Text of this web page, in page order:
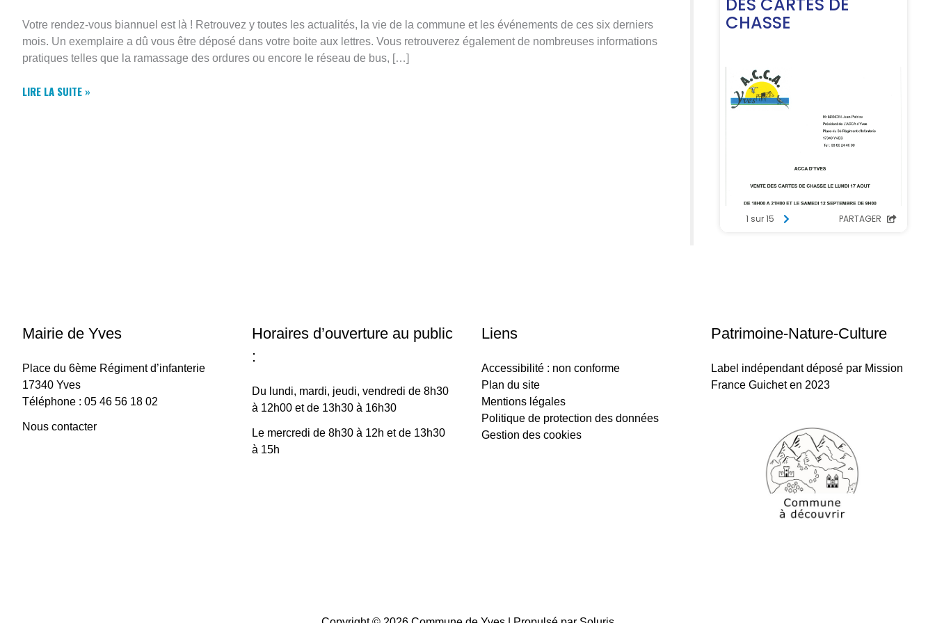
Votre rendez-vous biannuel est là ! Retrouvez y toutes les actualités, la vie de la commune et les événements de ces six derniers
mois. Un exemplaire a dû vous être déposé dans votre boite aux lettres. Vous retrouverez également de nombreuses informations
pratiques telles que la ramassage des ordures ou encore le réseau de bus, […]
LA
LIRE LA SUITE »
Mairie de Yves
Place du 6ème Régiment d’infanterie
17340 Yves
Téléphone : 05 46 56 18 02
Nous contacter
Horaires d’ouverture au public
:
Du lundi, mardi, jeudi, vendredi de 8h30
à 12h00 et de 13h30 à 16h30
Le mercredi de 8h30 à 12h et de 13h30
à 15h
Liens
Accessibilité : non conforme
Plan du site
Mentions légales
Politique de protection des données
Gestion des cookies
Patrimoine-Nature-Culture
Label indépendant déposé par Mission
France Guichet en 2023